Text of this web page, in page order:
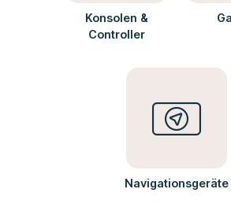
Konsolen &
Controller
Navigationsgeräte